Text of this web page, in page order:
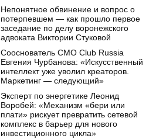
Непонятное обвинение и вопрос о
потерпевшем — как прошло первое
заседание по делу воронежского
адвоката Виктории Стуковой
Сооснователь CMO Club Russia
Евгения Чурбанова: «Искусственный
интеллект уже уволил креаторов.
Маркетинг — следующий»
Эксперт по энергетике Леонид
Воробей: «Механизм «бери или
плати» рискует превратить сетевой
комплекс в барьер для нового
инвестиционного цикла»